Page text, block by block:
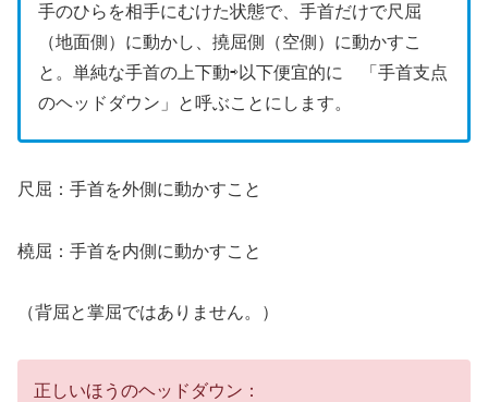
手のひらを相手にむけた状態で、手首だけで尺屈
（地面側）に動かし、撓屈側（空側）に動かすこ
と。単純な手首の上下動⇨以下便宜的に 「手首支点
のヘッドダウン」と呼ぶことにします。
尺屈：手首を外側に動かすこと
橈屈：手首を内側に動かすこと
（背屈と掌屈ではありません。）
正しいほうのヘッドダウン：